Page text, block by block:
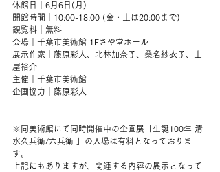
休館日｜6月6日(月)
開館時間｜10:00-18:00 (金・土は20:00まで)
観覧料｜無料
会場｜千葉市美術館 1Fさや堂ホール
展示作家｜藤原彩人、北林加奈子、桑名紗衣子、土
屋裕介
主催｜千葉市美術館
企画協力｜藤原彩人
※同美術館にて同時開催中の企画展「生誕100年 清
水久兵衛/六兵衛 」の入場は有料となっておりま
す。
上記にもありますが、関連する内容の展示となって